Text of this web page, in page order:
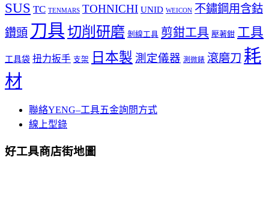
SUS TC TENMARS TOHNICHI UNID WEICON 不鏽鋼用含鈷
鑽頭 刀具切削研磨 剝線工具 剪鉗工具 壓著鉗 工具
工具袋 扭力扳手 支架 日本製 測定儀器 測微錶 滾磨刀 耗
材
聯絡YENG–工具五金詢問方式
線上型錄
好工具商店街地圖